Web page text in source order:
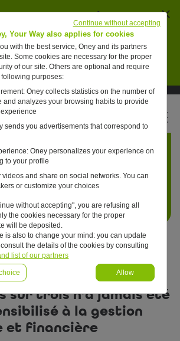
de Oney pour vendre de
placements financiers.
En savoir plus
Oney sur LinkedIn
Suivre Oney sur YouTubeVoir les articles #oneday
— Un Français sur trois n’a jamais
à la gestion budgétaire et financière
sur trois n’a jamais été
à la gestion
et financière
Your Way also applies for cookies
with the best service, Oney and its partners
Some cookies are necessary for the proper
of our site. Others are optional and require
purposes:
Oney collects statistics on the number of
and analyzes your browsing habits to provide
sends you advertisements that correspond to
Oney personalizes your experience on
to your profile
videos and share on social networks. You can
or customize your choices
without accepting", you are refusing all
the cookies necessary for the proper
will be deposited.
is also to change your mind: you can update
the details of the cookies by consulting
list of our partners
Allow
Continue without accepting